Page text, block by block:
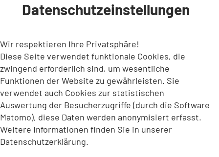
INHALT ANSPRINGEN
Datenschutzeinstellungen
Wir respektieren Ihre Privatsphäre!
Diese Seite verwendet funktionale Cookies, die
zwingend erforderlich sind, um wesentliche
Funktionen der Website zu gewährleisten. Sie
verwendet auch Cookies zur statistischen
Auswertung der Besucherzugriffe (durch die Software
Matomo), diese Daten werden anonymisiert erfasst.
Weitere Informationen finden Sie in unserer
Datenschutzerklärung.